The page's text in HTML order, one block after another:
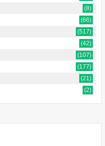
(8)
(66)
(517)
(42)
(107)
(177)
(21)
(2)